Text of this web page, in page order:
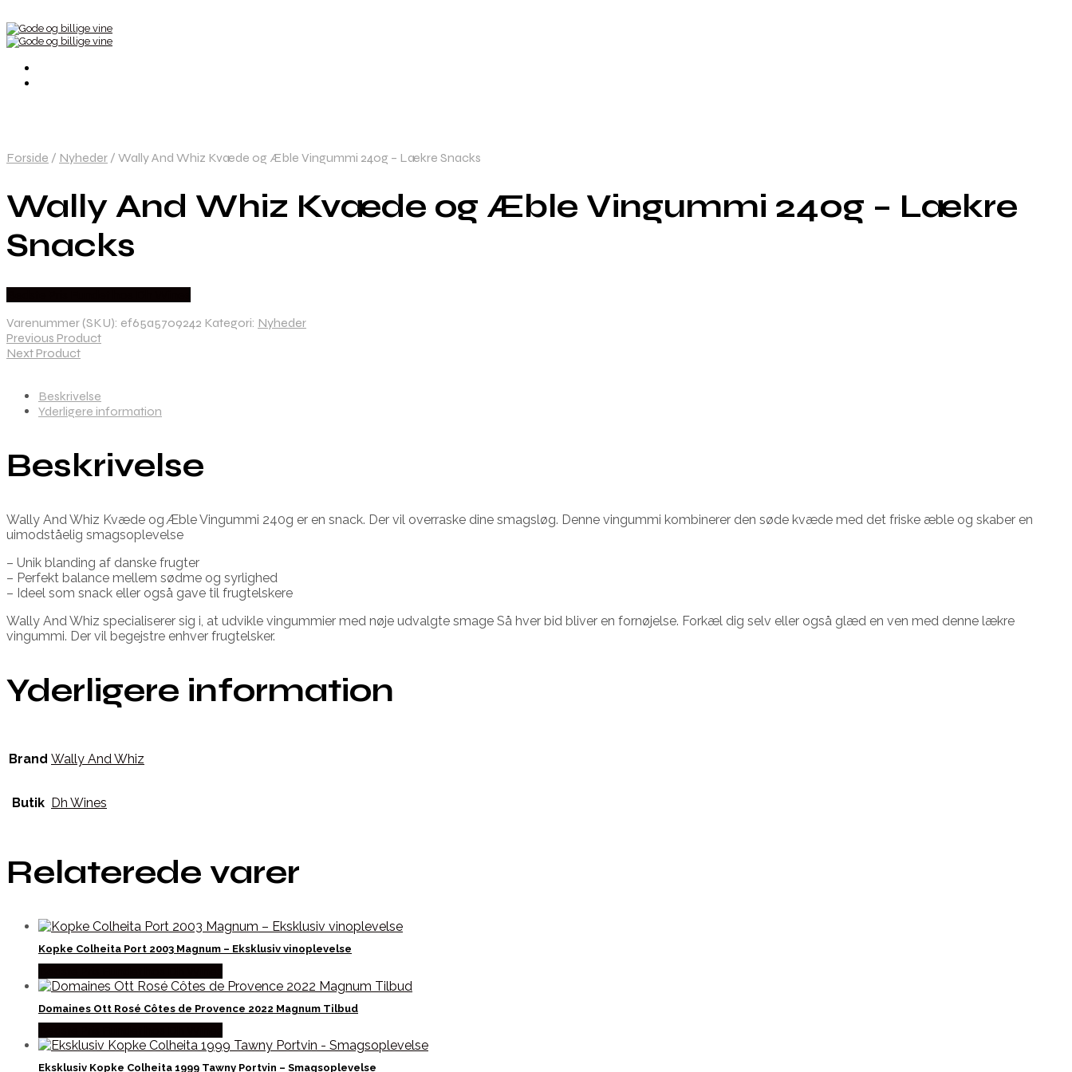
Forside / Nyheder / Wally And Whiz Kvæde og Æble Vingummi 240g – Lækre Snacks
Wally And Whiz Kvæde og Æble Vingummi 240g – Lækre
Snacks
Varenummer (SKU): ef65a5709242 Kategori: Nyheder
Previous Product
Next Product
Beskrivelse
Yderligere information
Beskrivelse
Wally And Whiz Kvæde og Æble Vingummi 240g er en snack. Der vil overraske dine smagsløg. Denne vingummi kombinerer den søde kvæde med det friske æble og skaber en
uimodståelig smagsoplevelse
– Unik blanding af danske frugter
– Perfekt balance mellem sødme og syrlighed
– Ideel som snack eller også gave til frugtelskere
Wally And Whiz specialiserer sig i, at udvikle vingummier med nøje udvalgte smage Så hver bid bliver en fornøjelse. Forkæl dig selv eller også glæd en ven med denne lækre
vingummi. Der vil begejstre enhver frugtelsker.
Yderligere information
Brand Wally And Whiz
Butik Dh Wines
Relaterede varer
Kopke Colheita Port 2003 Magnum – Eksklusiv vinoplevelse
Domaines Ott Rosé Côtes de Provence 2022 Magnum Tilbud
Eksklusiv Kopke Colheita 1999 Tawny Portvin – Smagsoplevelse